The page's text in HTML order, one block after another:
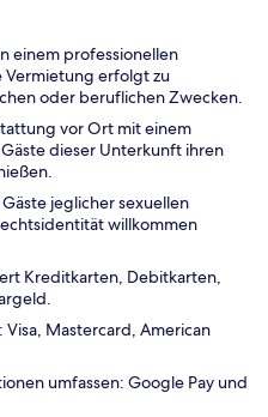
einem professionellen
erfolgt zu
oder beruflichen Zwecken.
vor Ort mit einem
dieser Unterkunft ihren
jeglicher sexuellen
willkommen
Kreditkarten, Debitkarten,
Mastercard, American
umfassen: Google Pay und